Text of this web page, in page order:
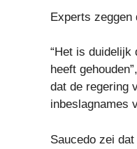
Experts zeggen
“Het is duidelijk
heeft
dat de regering
inbeslagnames
Saucedo zei